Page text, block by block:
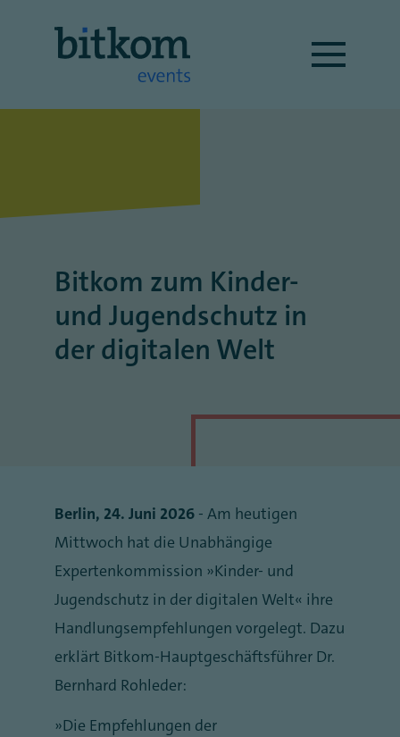
Bitkom zum Kinder-
und Jugendschutz in
der digitalen Welt
Berlin, 24. Juni 2026 - Am heutigen
Mittwoch hat die Unabhängige
Expertenkommission „Kinder- und
Jugendschutz in der digitalen Welt“ ihre
Handlungsempfehlungen vorgelegt. Dazu
erklärt Bitkom-Hauptgeschäftsführer Dr.
Bernhard Rohleder:
„Die Empfehlungen der